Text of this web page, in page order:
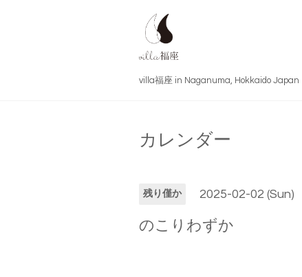
villa福座 in Naganuma, Hokkaido
カレンダー
残り僅か 2025-02-02 (Sun)
のこりわずか